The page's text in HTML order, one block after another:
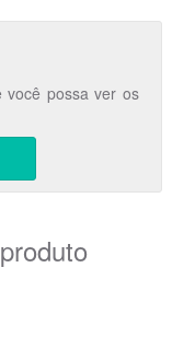
você possa ver os